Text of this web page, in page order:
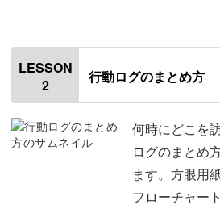
トラベルノートづくりを通し、そう
び思い出しながら記憶をまとめ直
を“自分のもの“にしていきましょう
はじめに
使用材料・道具
今回のレッスンのポイント
①レトロアルファベットの書き方
②絵文字を混ぜたアレンジ方法
LESSON
2
行動ログのまとめ方
何時にどこを
ログのまとめ
ます。方眼用
フローチャー